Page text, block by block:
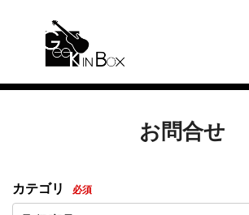
お問合せ
カテゴリ 必須